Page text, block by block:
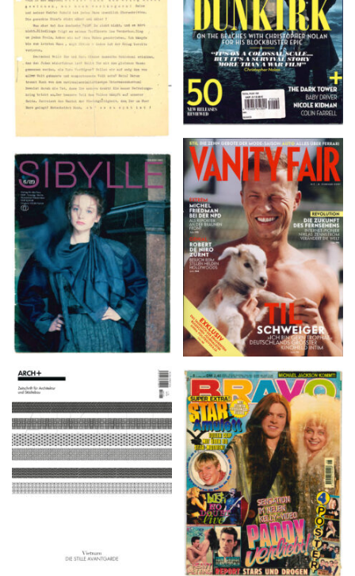
VANITY FAIR – Nr. 7 –
8. Februar 2007
SIBYLLE 6/89
ARCH+ Nr. 226, Herbst
2016
BRAVO – Nr. 8, 13. Febr.
1997